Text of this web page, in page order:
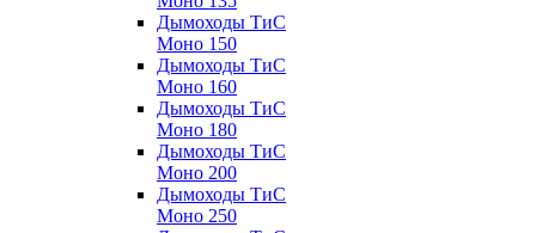
Дымоходы ТиС
Моно 150
Дымоходы ТиС
Моно 160
Дымоходы ТиС
Моно 180
Дымоходы ТиС
Моно 200
Дымоходы ТиС
Моно 250